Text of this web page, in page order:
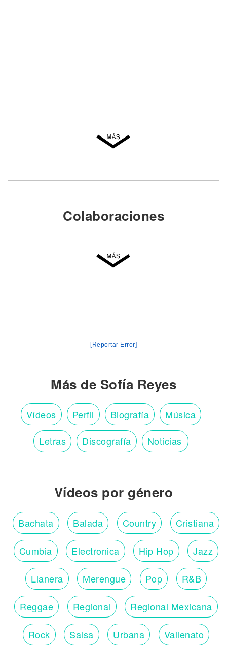
Colaboraciones
[Reportar Error]
Más de Sofía Reyes
Vídeos Perfil Biografía Música
Letras Discografía Noticias
Vídeos por género
Bachata Balada Country Cristiana
Cumbia Electronica Hip Hop Jazz
Llanera Merengue Pop R&B
Reggae Regional Regional Mexicana
Rock Salsa Urbana Vallenato